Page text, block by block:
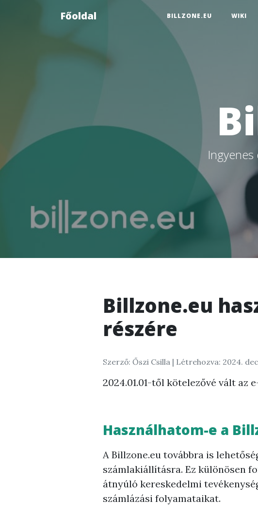
Főoldal BILLZONE.EU WIKI
Billzone.eu
részére
Szerző: Őszi Csilla | Létrehozva: 2024.
2024.01.01-től kötelezővé vált az
Használhatom-e a
A Billzone.eu továbbra is
számlakiállításra. Ez különösen
átnyúló kereskedelmi
számlázási folyamataikat.